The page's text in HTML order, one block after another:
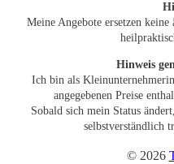
Meine Angebote ersetzen
Hinweis
Ich bin als
angegebenen Preise
Sobald sich mein Status
selbstverständlich
© 2026